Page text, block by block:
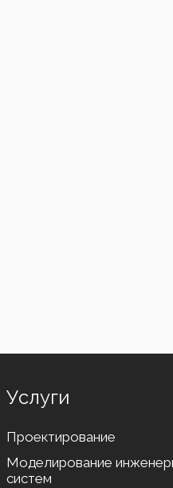
Услуги
Проектирование
Моделирование
систем